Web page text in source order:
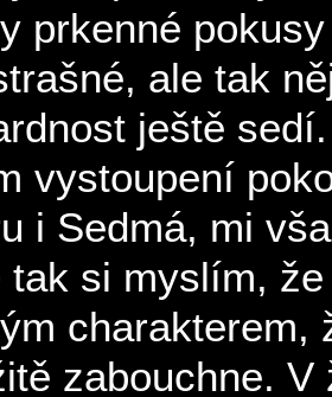
prkenné
ale tak
ještě
vystoupení
i Sedmá, mi
tak si myslím,
charakterem,
zabouchne.